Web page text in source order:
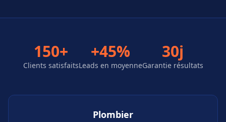
150+
Clients satisfaits
+45%
Leads en moyenne
30j
Garantie résultats
Plombier